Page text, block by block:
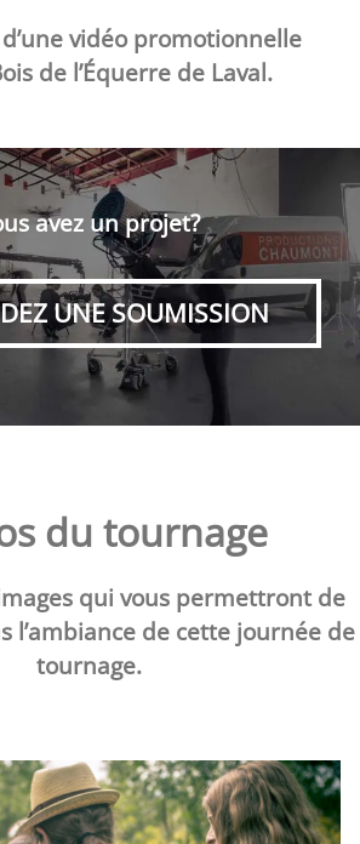
vidéo promotionnelle
de l’Équerre de Laval.
avez un projet?
UNE SOUMISSION
du tournage
qui vous permettront de
l’ambiance de cette journée de
tournage.